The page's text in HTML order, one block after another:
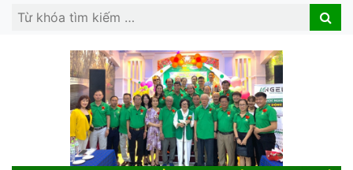
Search
Search